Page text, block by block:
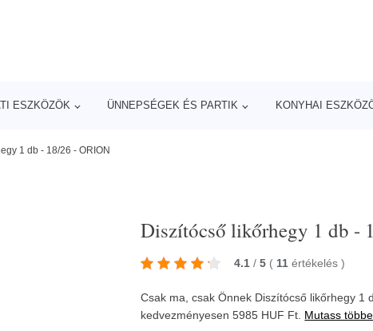
ESZKÖZÖK ÜNNEPSÉGEK ÉS PARTIK KONYHAI
1 db - 18/26 - ORION
Diszítócső likőrhegy 1 db -
4.1 / 5 ( 11 értékelés)
Csak ma, csak Önnek Diszítócső likőrhegy
kedvezményesen 5985 HUF Ft. Mutass